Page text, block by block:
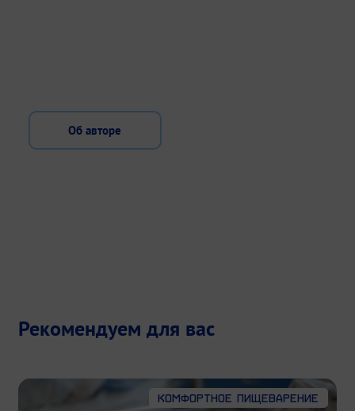
Об авторе
Рекомендуем для вас
Комфортное пищеварение